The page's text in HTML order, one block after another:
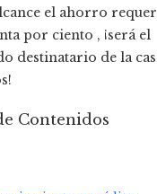
el ahorro
por ciento , ¡será el
destinatario de la
Contenidos